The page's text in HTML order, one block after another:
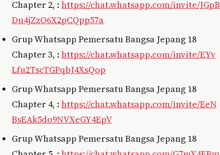
Chapter 2, : https://chat.whatsapp.com/invite/JGpB
Du4jZzO6X2pCQpp57a
Grup Whatsapp Pemersatu Bangsa Jepang 18
Chapter 3, : https://chat.whatsapp.com/invite/EYv
Lfu2TscTGPqbJ4XsQop
Grup Whatsapp Pemersatu Bangsa Jepang 18
Chapter 4, : https://chat.whatsapp.com/invite/EeN
BsEAk5do9NVXeGY4EpV
Grup Whatsapp Pemersatu Bangsa Jepang 18